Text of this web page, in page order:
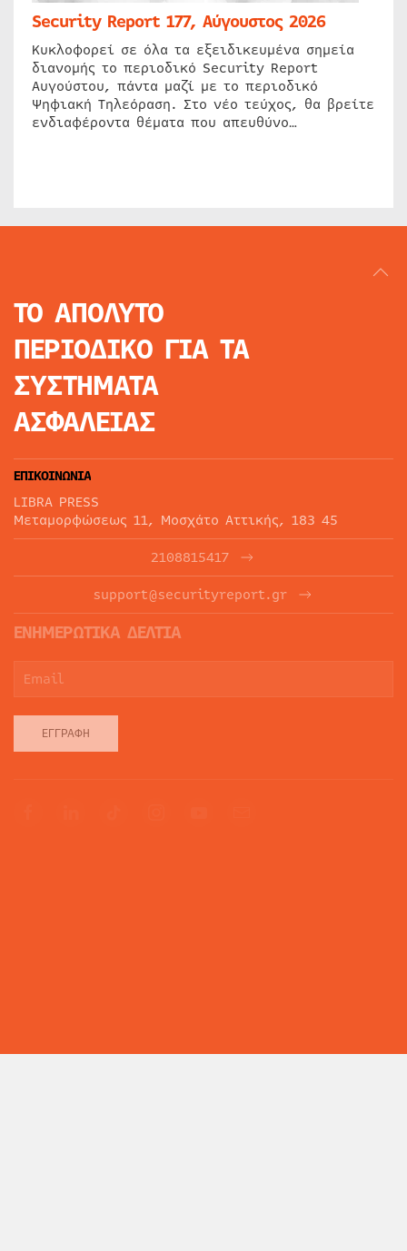
Security Report 177, Αύγουστος 2026
Κυκλοφορεί σε όλα τα εξειδικευμένα σημεία
διανομής το περιοδικό Security Report
Αυγούστου, πάντα μαζί με το περιοδικό
Ψηφιακή Τηλεόραση. Στο νέο τεύχος, θα βρείτε
ενδιαφέροντα θέματα που απευθύνο…
ΤΟ ΑΠΟΛΥΤΟ
ΠΕΡΙΟΔΙΚΟ ΓΙΑ ΤΑ
ΣΥΣΤΗΜΑΤΑ
ΑΣΦΑΛΕΙΑΣ
ΕΠΙΚΟΙΝΩΝΙΑ
LIBRA PRESS
Μεταμορφώσεως 11, Μοσχάτο Αττικής, 183 45
2108815417
support@securityreport.gr
ΕΝΗΜΕΡΩΤΙΚΑ ΔΕΛΤΙΑ
ΕΓΓΡΑΦΉ